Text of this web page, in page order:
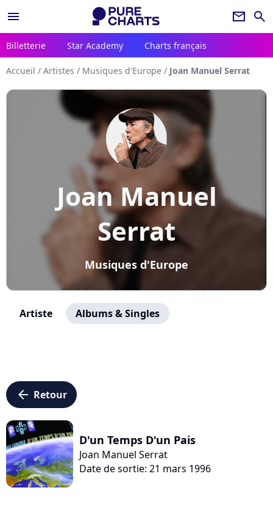
menu newsletter search
Billetterie Star Academy Charts français
Accueil / Artistes / Musiques d'Europe / Joan Manuel Serrat
Joan Manuel
Serrat
Musiques d'Europe
Artiste Albums & Singles
arrow_left Retour
D'un Temps D'un Pais
Joan Manuel Serrat
Date de sortie: 21 mars 1996